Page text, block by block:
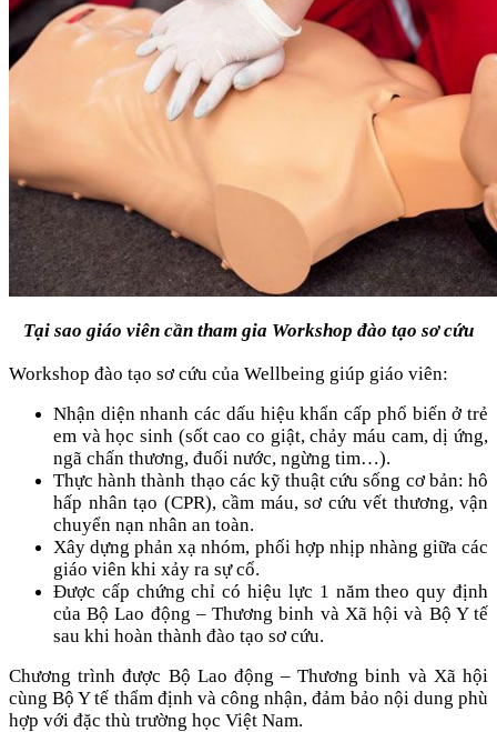
Tại sao giáo viên cần tham gia Workshop đào tạo sơ cứu
Workshop đào tạo sơ cứu của Wellbeing giúp giáo viên:
Nhận diện nhanh các dấu hiệu khẩn cấp phổ biến ở trẻ
em và học sinh (sốt cao co giật, chảy máu cam, dị ứng,
ngã chấn thương, đuối nước, ngừng tim…).
Thực hành thành thạo các kỹ thuật cứu sống cơ bản: hô
hấp nhân tạo (CPR), cầm máu, sơ cứu vết thương, vận
chuyển nạn nhân an toàn.
Xây dựng phản xạ nhóm, phối hợp nhịp nhàng giữa các
giáo viên khi xảy ra sự cố.
Được cấp chứng chỉ có hiệu lực 1 năm theo quy định
của Bộ Lao động – Thương binh và Xã hội và Bộ Y tế
sau khi hoàn thành đào tạo sơ cứu.
Chương trình được Bộ Lao động – Thương binh và Xã hội
cùng Bộ Y tế thẩm định và công nhận, đảm bảo nội dung phù
hợp với đặc thù trường học Việt Nam.